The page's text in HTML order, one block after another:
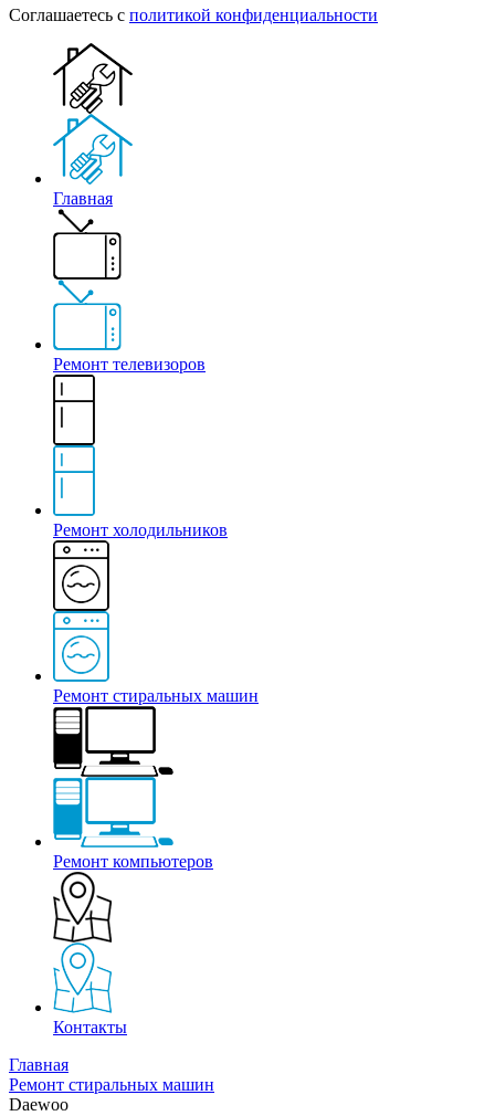
Соглашаетесь с политикой конфиденциальности
Главная
Ремонт телевизоров
Ремонт холодильников
Ремонт стиральных машин
Ремонт компьютеров
Контакты
Главная
Ремонт стиральных машин
Daewoo